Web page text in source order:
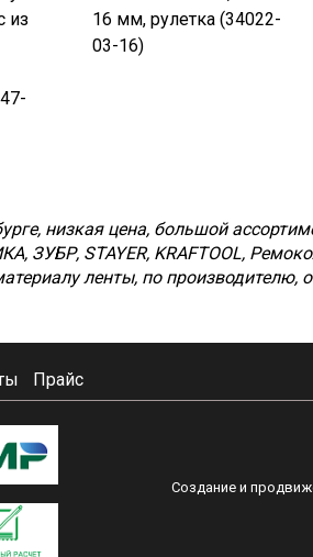
из
16 мм, рулетка (34022-
03-16)
низкая цена, большой
ЗУБР, STAYER, KRAFTOOL,
ленты, по производителю,
Прайс
Создание и